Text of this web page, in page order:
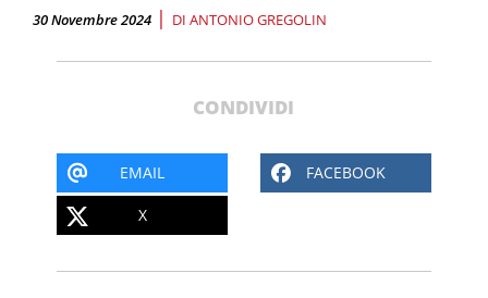
30 Novembre 2024 | DI ANTONIO GREGOLIN
CONDIVIDI
EMAIL FACEBOOK
X